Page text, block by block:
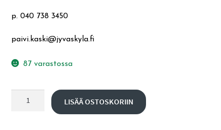
p. 040 738 3450
paivi.kaski@jyvaskyla.fi
87 varastossa
LISÄÄ OSTOSKORIIN